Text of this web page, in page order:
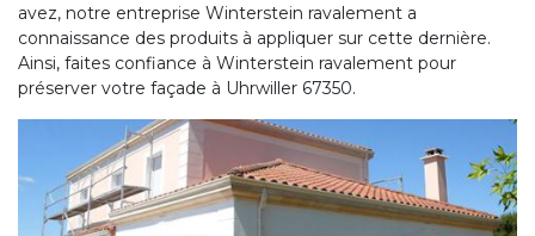
avez, notre entreprise Winterstein ravalement a
connaissance des produits à appliquer sur cette dernière.
Ainsi, faites confiance à Winterstein ravalement pour
préserver votre façade à Uhrwiller 67350.